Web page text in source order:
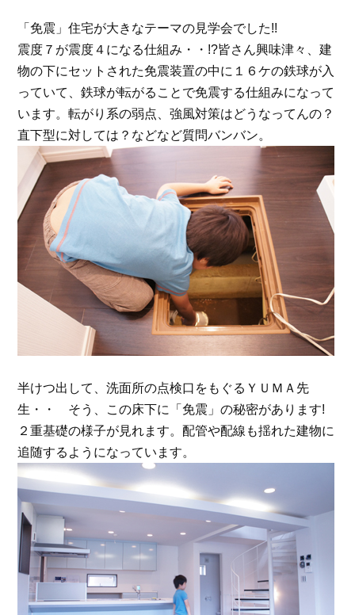
「免震」住宅が大きなテーマの見学会でした!!
震度７が震度４になる仕組み・・!?皆さん興味津々、建
物の下にセットされた免震装置の中に１６ケの鉄球が入
っていて、鉄球が転がることで免震する仕組みになって
います。転がり系の弱点、強風対策はどうなってんの？
直下型に対しては？などなど質問バンバン。
半けつ出して、洗面所の点検口をもぐるＹＵＭＡ先
生・・ そう、この床下に「免震」の秘密があります!
２重基礎の様子が見れます。配管や配線も揺れた建物に
追随するようになっています。